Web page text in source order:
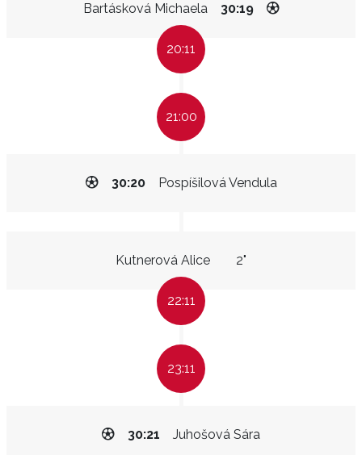
Bartásková Michaela 30:19
20:11
21:00
Pospíšilová Vendula
30:20
Kutnerová Alice 2"
22:11
23:11
Juhošová Sára
30:21